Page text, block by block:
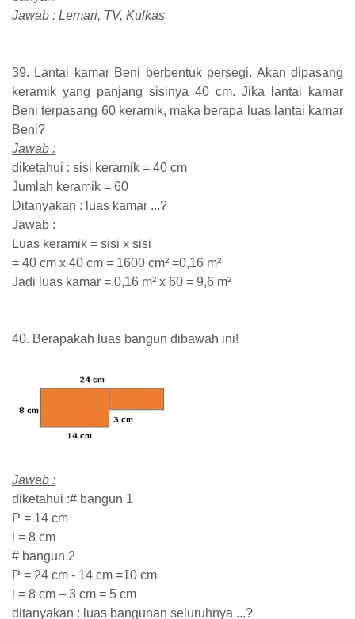
Jawab : Lemari, TV, Kulkas
39. Lantai kamar Beni berbentuk persegi. Akan dipasang
keramik yang panjang sisinya 40 cm. Jika lantai kamar
Beni terpasang 60 keramik, maka berapa luas lantai kamar
Beni?
Jawab :
diketahui : sisi keramik = 40 cm
Jumlah keramik = 60
Ditanyakan : luas kamar ...?
Jawab :
Luas keramik = sisi x sisi
= 40 cm x 40 cm = 1600 cm² =0,16 m²
Jadi luas kamar = 0,16 m² x 60 = 9,6 m²
40. Berapakah luas bangun dibawah ini!
Jawab :
diketahui :# bangun 1
P = 14 cm
l = 8 cm
# bangun 2
P = 24 cm - 14 cm =10 cm
l = 8 cm – 3 cm = 5 cm
ditanyakan : luas bangunan seluruhnya ...?